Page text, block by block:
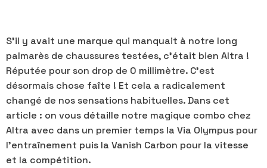
S’il y avait une marque qui manquait à notre long
palmarès de chaussures testées, c’était bien Altra !
Réputée pour son drop de 0 millimètre. C’est
désormais chose faîte ! Et cela a radicalement
changé de nos sensations habituelles. Dans cet
article : on vous détaille notre magique combo chez
Altra avec dans un premier temps la Via Olympus pour
l’entraînement puis la Vanish Carbon pour la vitesse
et la compétition.